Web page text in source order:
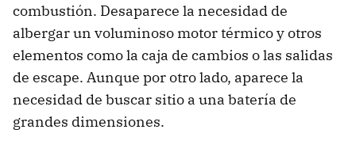
combustión. Desaparece la necesidad de
albergar un voluminoso motor térmico y otros
elementos como la caja de cambios o las salidas
de escape. Aunque por otro lado, aparece la
necesidad de buscar sitio a una batería de
grandes dimensiones.